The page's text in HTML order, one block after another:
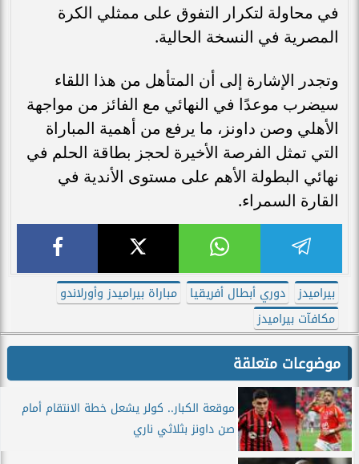
في محاولة لتكرار التفوق على ممثلي الكرة
المصرية في النسخة الحالية.
وتجدر الإشارة إلى أن المتأهل من هذا اللقاء
سيضرب موعدًا في النهائي مع الفائز من مواجهة
الأهلي وصن داونز، ما يرفع من أهمية المباراة
التي تمثل الفرصة الأخيرة لحجز بطاقة الحلم في
نهائي البطولة الأهم على مستوى الأندية في
القارة السمراء.
بيراميدز دوري أبطال أفريقيا
مباراة بيراميدز وأورلاندو
مكافآت بيراميدز
موضوعات متعلقة
موقعة الكبار.. كولر يشعل خطة الانتقام أمام
صن داونز بثلاثي ناري